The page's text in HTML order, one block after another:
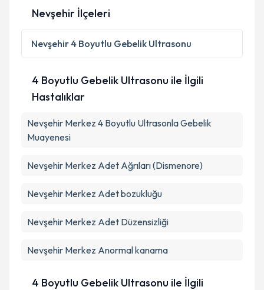
Kişisel verilerimin işlenmesine ilişkinAydınlatma
Metni 'ni okudum ve kişisel verilerimin belirtilen
kapsamda işlenmesini kabul ediyorum.
Takvim Talebini Gönder
Nevşehir İlçeleri
Nevşehir4 Boyutlu Gebelik Ultrasonu
4 Boyutlu Gebelik Ultrasonu ile İlgili
Hastalıklar
Nevşehir Merkez 4 Boyutlu Ultrasonla Gebelik
Muayenesi
Nevşehir Merkez Adet Ağrıları (Dismenore)
Nevşehir Merkez Adet bozukluğu
Nevşehir Merkez Adet Düzensizliği
Nevşehir Merkez Anormal kanama
4 Boyutlu Gebelik Ultrasonu ile İlgili